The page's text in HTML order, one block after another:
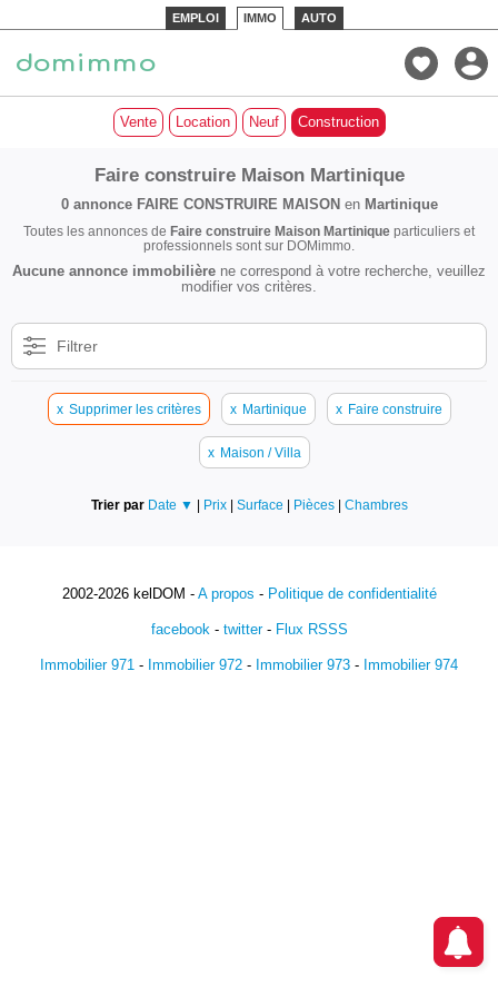
EMPLOI IMMO AUTO
Vente Location Neuf Construction
Faire construire Maison Martinique
0 annonce FAIRE CONSTRUIRE MAISON en Martinique
Toutes les annonces de Faire construire Maison Martinique particuliers et
professionnels sont sur DOMimmo.
Aucune annonce immobilière ne correspond à votre recherche, veuillez
modifier vos critères.
Filtrer
x Supprimer les critères x Martinique x Faire construire
x Maison / Villa
Trier par Date ▼ | Prix | Surface | Pièces | Chambres
2002-2026 kelDOM - A propos - Politique de confidentialité
facebook- twitter- Flux RSSS
Immobilier 971 - Immobilier 972 - Immobilier 973 - Immobilier 974